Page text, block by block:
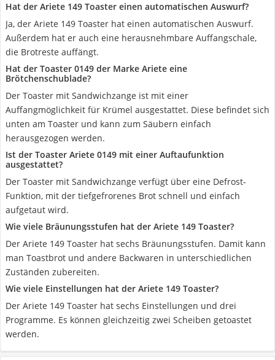
Hat der Ariete 149 Toaster einen automatischen Auswurf?
Ja, der Ariete 149 Toaster hat einen automatischen Auswurf.
Außerdem hat er auch eine herausnehmbare Auffangschale,
die Brotreste auffängt.
Hat der Toaster 0149 der Marke Ariete eine
Brötchenschublade?
Der Toaster mit Sandwichzange ist mit einer
Auffangmöglichkeit für Krümel ausgestattet. Diese befindet sich
unten am Toaster und kann zum Säubern einfach
herausgezogen werden.
Ist der Toaster Ariete 0149 mit einer Auftaufunktion
ausgestattet?
Der Toaster mit Sandwichzange verfügt über eine Defrost-
Funktion, mit der tiefgefrorenes Brot schnell und einfach
aufgetaut wird.
Wie viele Bräunungsstufen hat der Ariete 149 Toaster?
Der Ariete 149 Toaster hat sechs Bräunungsstufen. Damit kann
man Toastbrot und andere Backwaren in unterschiedlichen
Zuständen zubereiten.
Wie viele Einstellungen hat der Ariete 149 Toaster?
Der Ariete 149 Toaster hat sechs Einstellungen und drei
Programme. Es können gleichzeitig zwei Scheiben getoastet
werden.